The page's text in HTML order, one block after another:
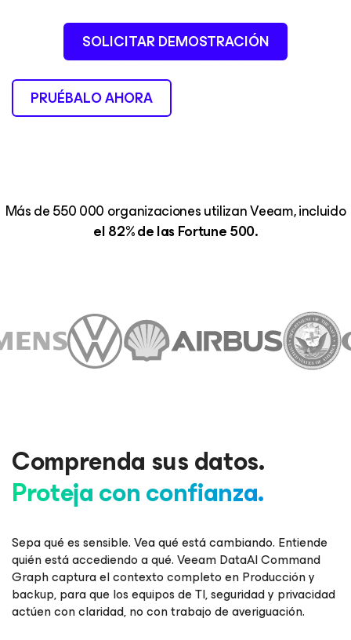
SOLICITAR DEMOSTRACIÓN
PRUÉBALO AHORA
Más de 550 000 organizaciones utilizan Veeam, incluido
el 82% de las Fortune 500.
Comprenda sus datos.
Proteja con confianza.
Sepa qué es sensible. Vea qué está cambiando. Entiende
quién está accediendo a qué. Veeam DataAI Command
Graph captura el contexto completo en Producción y
backup, para que los equipos de TI, seguridad y privacidad
actúen con claridad, no con trabajo de averiguación.